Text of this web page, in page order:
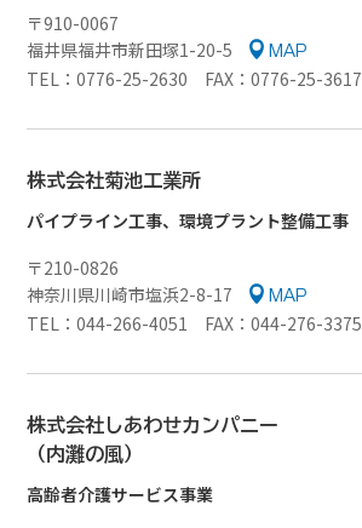
〒910-0067
福井県福井市新田塚1-20-5
MAP
TEL：0776-25-2630 FAX：0776-25-3617
株式会社菊池工業所
パイプライン工事、環境プラント整備工事
〒210-0826
神奈川県川崎市塩浜2-8-17
MAP
TEL：044-266-4051 FAX：044-276-3375
株式会社しあわせカンパニー
（内灘の風）
高齢者介護サービス事業